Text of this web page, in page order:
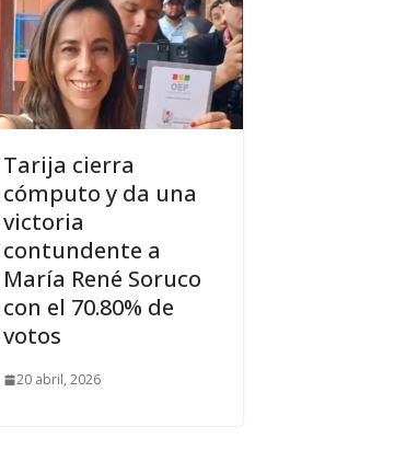
Tarija cierra
cómputo y da una
victoria
contundente a
María René Soruco
con el 70.80% de
votos
20 abril, 2026